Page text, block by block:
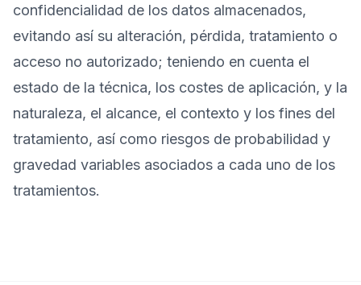
confidencialidad de los datos almacenados,
evitando así su alteración, pérdida, tratamiento o
acceso no autorizado; teniendo en cuenta el
estado de la técnica, los costes de aplicación, y la
naturaleza, el alcance, el contexto y los fines del
tratamiento, así como riesgos de probabilidad y
gravedad variables asociados a cada uno de los
tratamientos.